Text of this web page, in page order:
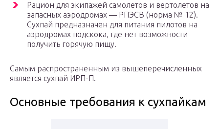
Рацион для экипажей самолетов и вертолетов на
запасных аэродромах — РПЭСВ (норма № 12).
Сухпай предназначен для питания пилотов на
аэродромах подскока, где нет возможности
получить горячую пищу.
Самым распространенным из вышеперечисленных
является сухпай ИРП-П.
Основные требования к сухпайкам